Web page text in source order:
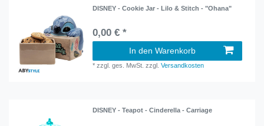
DISNEY - Cookie Jar - Lilo & Stitch - "Ohana"
0,00 € *
In den Warenkorb
*zzgl. ges. MwSt. zzgl.Versandkosten
DISNEY - Teapot - Cinderella - Carriage